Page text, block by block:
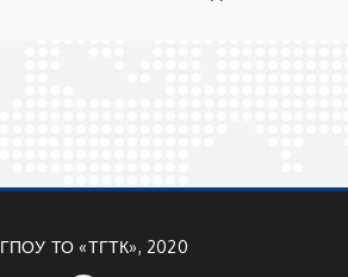
ГПОУ ТО «ТГТК», 2020